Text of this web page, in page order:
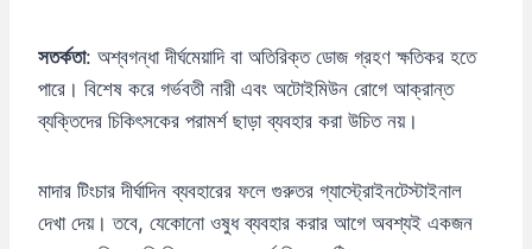
সতর্কতা: অশ্বগন্ধা দীর্ঘমেয়াদি বা অতিরিক্ত ডোজ গ্রহণ ক্ষতিকর হতে
পারে। বিশেষ করে গর্ভবতী নারী এবং অটোইমিউন রোগে আক্রান্ত
ব্যক্তিদের চিকিৎসকের পরামর্শ ছাড়া ব্যবহার করা উচিত নয়।
মাদার টিংচার দীর্ঘাদিন ব্যবহারের ফলে গুরুতর গ্যাস্ট্রোইনটেস্টাইনাল
দেখা দেয়। তবে, যেকোনো ওষুধ ব্যবহার করার আগে অবশ্যই একজন